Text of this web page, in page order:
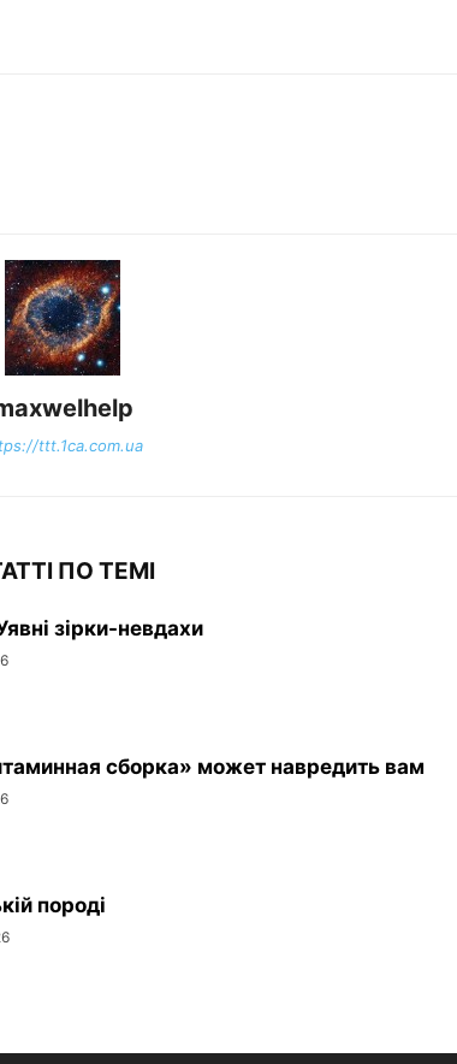
ttt.1ca.com.ua
ПО ТЕМІ
зірки-невдахи
сборка» может навредить вам
породі